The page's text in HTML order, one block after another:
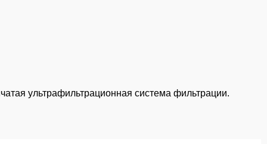
ультрафильтрационная система фильтрации.